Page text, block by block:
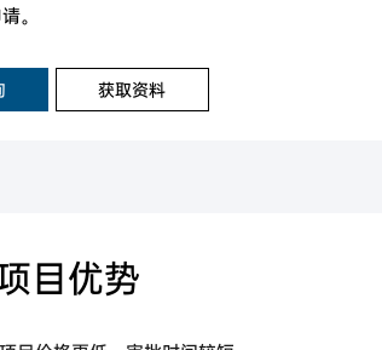
。
获取资料
目优势